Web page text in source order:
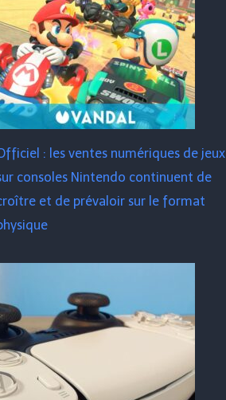
: les ventes numériques de jeux
consoles Nintendo continuent de
et de prévaloir sur le format